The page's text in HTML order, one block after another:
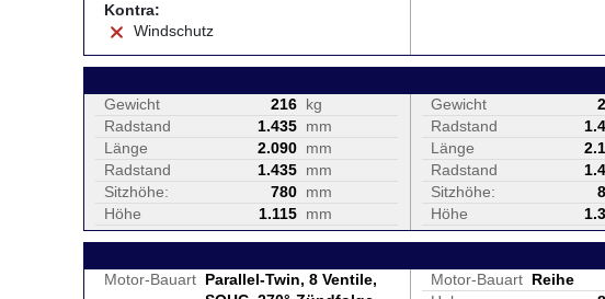
Kontra:
Windschutz
Gewicht 216 kg
Radstand
1.435 mm
Länge
2.090 mm
Radstand
1.435 mm
Sitzhöhe:
780 mm
Höhe
1.115 mm
Gewicht
Radstand
Länge
Radstand
Sitzhöhe:
Höhe
Motor-Bauart Parallel-Twin, 8 Ventile,
Motor-Bauart Reihe